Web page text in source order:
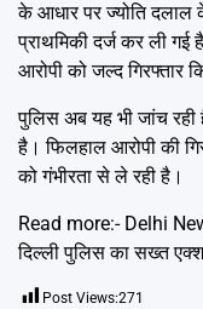
के आधार पर ज्योति
प्राथमिकी दर्ज कर ली गई
आरोपी को जल्द गिरफ्तार
पुलिस अब यह भी जांच रही
है। फिलहाल आरोपी की
को गंभीरता से ले रही है।
Read more:- Delhi
दिल्ली पुलिस का सख्त
Post Views:271